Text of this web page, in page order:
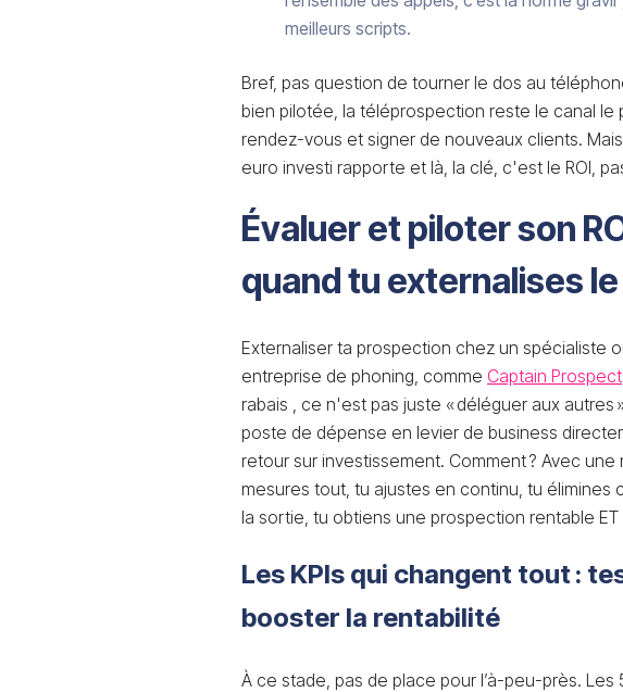
meilleurs scripts.
Bref, pas question de tourner le dos au
bien pilotée, la téléprospection reste le canal le
rendez-vous et signer de nouveaux clients.
euro investi rapporte et là, la clé, c'est le ROI,
Évaluer et piloter son
quand tu externalises
Externaliser ta prospection chez un spécialiste
entreprise de phoning, comme Captain Prospect
rabais , ce n'est pas juste « déléguer aux autres
poste de dépense en levier de business
retour sur investissement. Comment ? Avec une
mesures tout, tu ajustes en continu, tu élimines
la sortie, tu obtiens une prospection rentable ET
Les KPIs qui changent tout :
booster la rentabilité
À ce stade, pas de place pour l’à-peu-près. Les